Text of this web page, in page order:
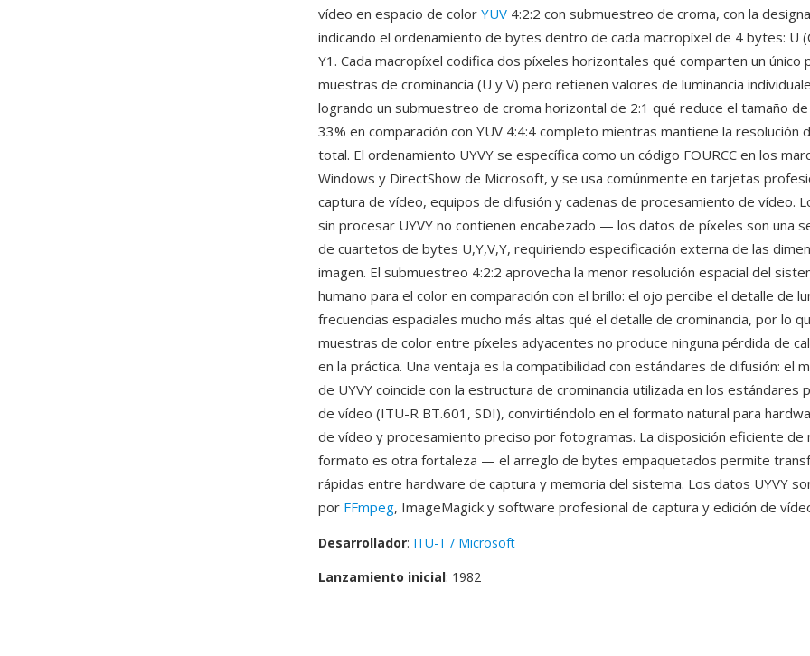
vídeo en espacio de color YUV 4:2:2 con submuestreo de croma, con la
indicando el ordenamiento de bytes dentro de cada macropíxel de 4 bytes: U
Y1. Cada macropíxel codifica dos píxeles horizontales qué comparten un único
muestras de crominancia (U y V) pero retienen valores de luminancia
logrando un submuestreo de croma horizontal de 2:1 qué reduce el tamaño
33% en comparación con YUV 4:4:4 completo mientras mantiene la resolución
total. El ordenamiento UYVY se específica como un código FOURCC en los
Windows y DirectShow de Microsoft, y se usa comúnmente en tarjetas
captura de vídeo, equipos de difusión y cadenas de procesamiento de vídeo.
sin procesar UYVY no contienen encabezado — los datos de píxeles son una
de cuartetos de bytes U,Y,V,Y, requiriendo especificación externa de las
imagen. El submuestreo 4:2:2 aprovecha la menor resolución espacial del
humano para el color en comparación con el brillo: el ojo percibe el detalle de
frecuencias espaciales mucho más altas qué el detalle de crominancia, por lo
muestras de color entre píxeles adyacentes no produce ninguna pérdida de
en la práctica. Una ventaja es la compatibilidad con estándares de difusión: el
de UYVY coincide con la estructura de crominancia utilizada en los estándares
de vídeo (ITU-R BT.601, SDI), convirtiéndolo en el formato natural para
de vídeo y procesamiento preciso por fotogramas. La disposición eficiente de
formato es otra fortaleza — el arreglo de bytes empaquetados permite
rápidas entre hardware de captura y memoria del sistema. Los datos UYVY
por FFmpeg, ImageMagick y software profesional de captura y edición de
Desarrollador: ITU-T / Microsoft
Lanzamiento inicial: 1982